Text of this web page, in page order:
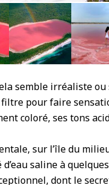
semble irréaliste
pour faire
coloré, ses tons
sur l’île du
saline à
dont le